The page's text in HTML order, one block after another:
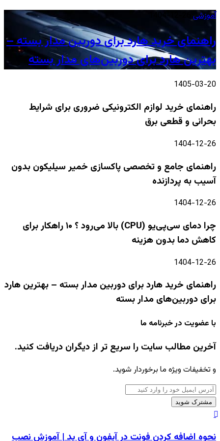
آموزشی 1404-12-26
راهنمای خرید هارد برای دوربین مدار بسته –
بهترین هارد برای دوربین‌های مدار بسته
1405-03-20
راهنمای خرید لوازم الکترونیکی ضروری برای شرایط
بحرانی و قطعی برق
1404-12-26
راهنمای جامع و تخصصی پاکسازی خمیر سیلیکون بدون
آسیب به پردازنده
1404-12-26
چرا دمای سی‌پی‌یو (CPU) بالا می‌رود ؟ ۱۰ راهکار برای
کاهش دما بدون هزینه
1404-12-26
راهنمای خرید هارد برای دوربین مدار بسته – بهترین هارد
برای دوربین‌های مدار بسته
با عضویت در خبرنامه ما
آخرین مطالب سایت را سریع تر از دیگران دریافت کنید.
و تخفیفات ویژه ما برخوردار شوید.
آدرس
ایمیل
خود
نحوه اضافه کردن فونت در آیفون و آی پد | آموزش نصب